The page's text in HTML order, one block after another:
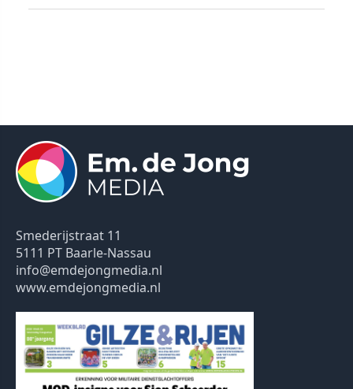
Smederijstraat 11
5111 PT Baarle-Nassau
info@emdejongmedia.nl
www.emdejongmedia.nl